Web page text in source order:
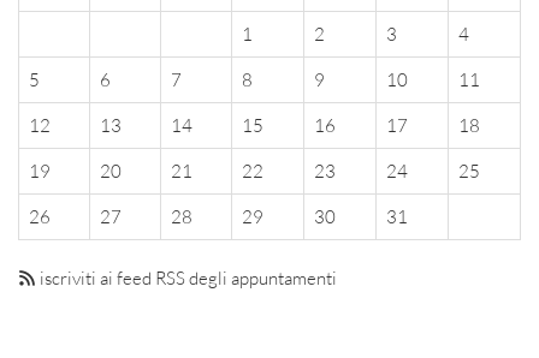
1 2 3
4
5
6 7 8 9 10
11
12
13 14 15 16 17
18
19
20 21 22 23 24
25
26
27 28 29 30 31
iscriviti ai feed RSS degli appuntamenti